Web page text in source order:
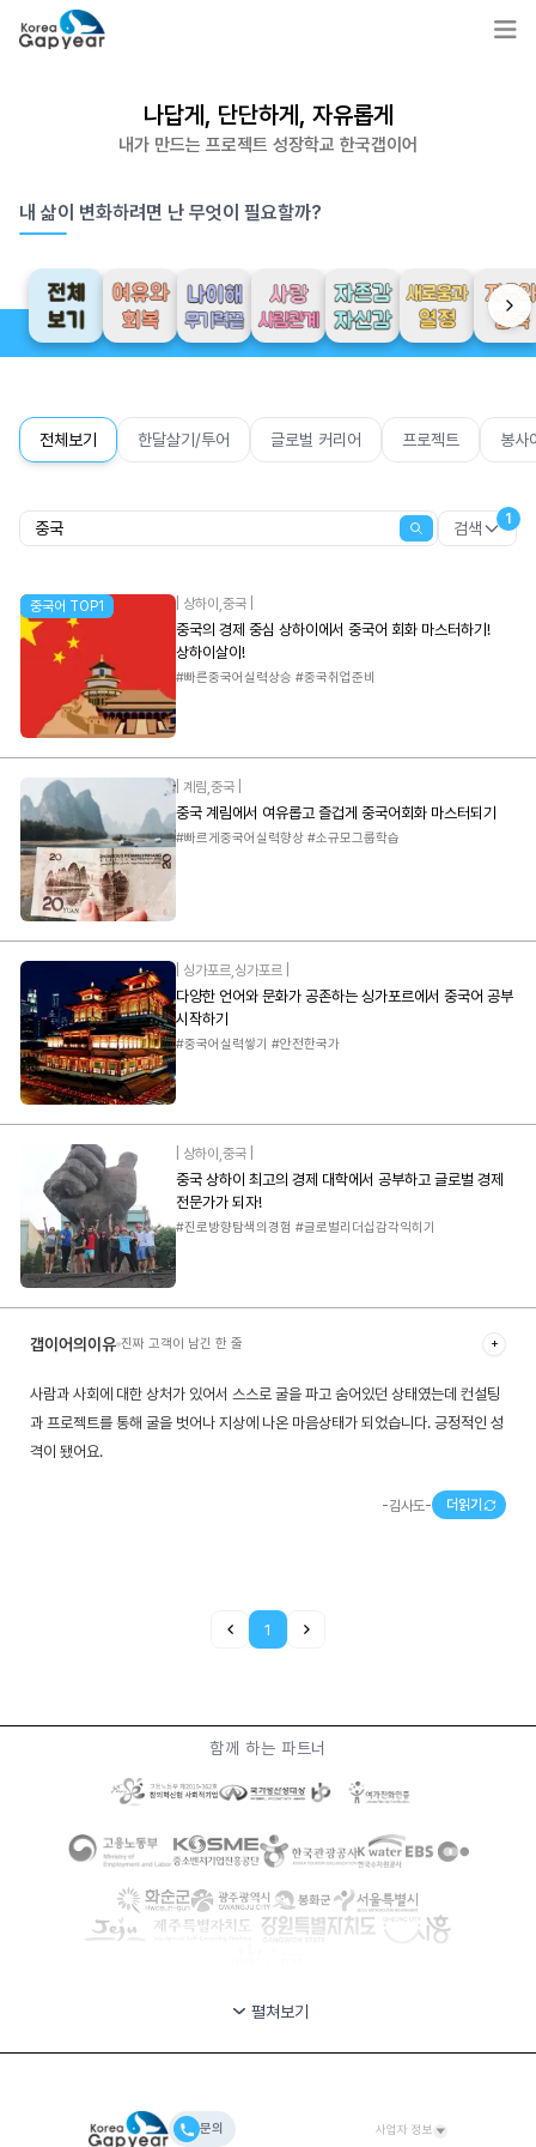
나답게, 단단하게, 자유롭게
내가 만드는 프로젝트 성장학교 한국갭이어
내 삶이 변화하려면 난 무엇이 필요할까?
전체보기 한달살기/투어 글로벌 커리어 프로젝트 봉사
검색 1
중국어 TOP1 상하이 중국
중국의 경제 중심 상하이에서 중국어 회화 마스터하기!
상하이살이!
#빠른중국어실력상승 #중국취업준비
계림 중국
중국 계림에서 여유롭고 즐겁게 중국어회화 마스터되기
#빠르게중국어실력향상 #소규모그룹학습
싱가포르 싱가포르
다양한 언어와 문화가 공존하는 싱가포르에서 중국어 공부
시작하기
#중국어실력쌓기 #안전한국가
상하이 중국
중국 상하이 최고의 경제 대학에서 공부하고 글로벌 경제
전문가가 되자!
#진로방향탐색의경험 #글로벌리더십감각익히기
갭이어의이유 진짜 고객이 남긴 한 줄 +
사람과 사회에 대한 상처가 있어서 스스로 굴을 파고 숨어있던 상태였는데 컨설팅
과 프로젝트를 통해 굴을 벗어나 지상에 나온 마음상태가 되었습니다. 긍정적인 성
격이 됐어요.
-김사도- 더읽기
1
함께 하는 파트너
펼쳐보기
문의 사업자 정보